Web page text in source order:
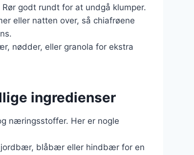
godt rundt for at undgå klumper.
eller natten over, så chiafrøene
nødder, eller granola for ekstra
ingredienser
næringsstoffer. Her er nogle
blåbær eller hindbær for en